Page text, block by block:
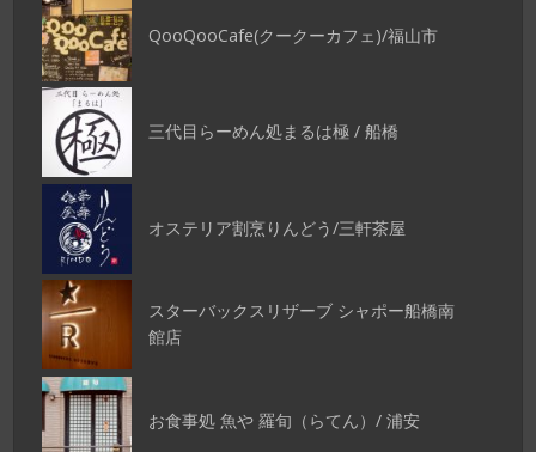
QooQooCafe(クークーカフェ)/福山市
三代目らーめん処まるは極 / 船橋
オステリア割烹りんどう/三軒茶屋
スターバックスリザーブ シャポー船橋南
館店
お食事処 魚や 羅旬（らてん）/ 浦安